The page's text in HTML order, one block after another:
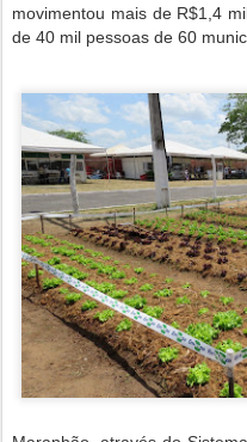
movimentou mais de R$1,4
de 40 mil pessoas de 60